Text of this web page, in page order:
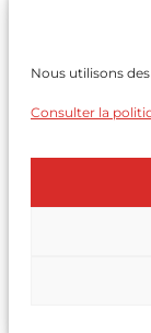
Nous utilisons
Consulter la